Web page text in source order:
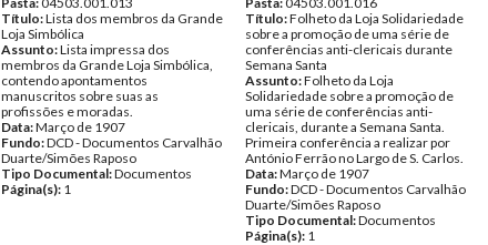
Título:Lista dos membros da Grande
Loja Simbólica
Assunto:Lista impressa dos
membros da Grande Loja Simbólica,
contendo apontamentos
manuscritos sobre suas as
profissões e moradas.
Data:Março de 1907
Fundo:DCD - Documentos Carvalhão
Duarte/Simões Raposo
Tipo Documental:Documentos
Página(s): 1
Título:Folheto da Loja Solidariedade
sobre a promoção de uma série de
conferências anti-clericais durante
Semana Santa
Assunto:Folheto da Loja
Solidariedade sobre a promoção de
uma série de conferências anti-
clericais, durante a Semana Santa.
Primeira conferência a realizar por
António Ferrão no Largo de S. Carlos.
Data:Março de 1907
Fundo:DCD - Documentos Carvalhão
Duarte/Simões Raposo
Tipo Documental:Documentos
Página(s): 1